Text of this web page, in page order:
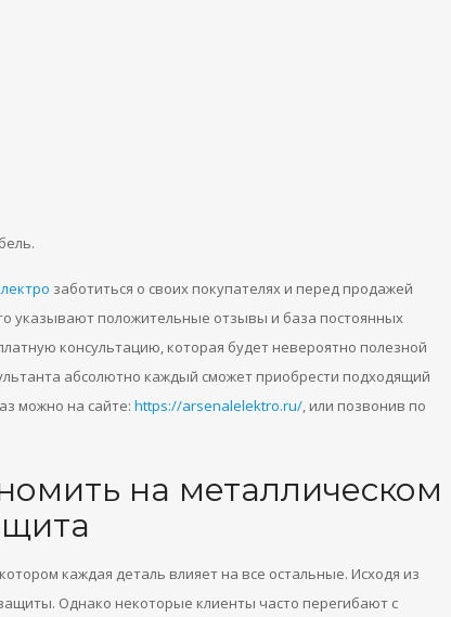
заботиться о своих покупателях и перед продажей
указывают положительные отзывы и база постоянных
консультацию, которая будет невероятно полезной
абсолютно каждый сможет приобрести подходящий
можно на сайте: https://arsenalelektro.ru/, или позвонив по
на металлическом
каждая деталь влияет на все остальные. Исходя из
Однако некоторые клиенты часто перегибают с